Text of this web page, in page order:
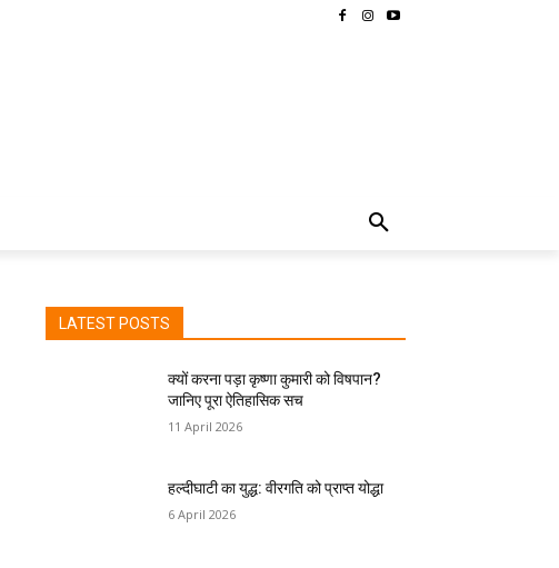
LATEST POSTS
क्यों करना पड़ा कृष्णा कुमारी को विषपान?
जानिए पूरा ऐतिहासिक सच
11 April 2026
हल्दीघाटी का युद्ध: वीरगति को प्राप्त योद्धा
6 April 2026